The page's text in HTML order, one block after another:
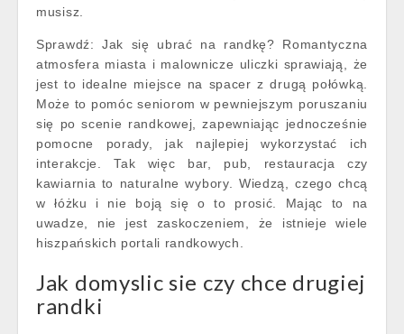
musisz.
Sprawdź: Jak się ubrać na randkę? Romantyczna
atmosfera miasta i malownicze uliczki sprawiają, że
jest to idealne miejsce na spacer z drugą połówką.
Może to pomóc seniorom w pewniejszym poruszaniu
się po scenie randkowej, zapewniając jednocześnie
pomocne porady, jak najlepiej wykorzystać ich
interakcje. Tak więc bar, pub, restauracja czy
kawiarnia to naturalne wybory. Wiedzą, czego chcą
w łóżku i nie boją się o to prosić. Mając to na
uwadze, nie jest zaskoczeniem, że istnieje wiele
hiszpańskich portali randkowych.
Jak domyslic sie czy chce drugiej
randki